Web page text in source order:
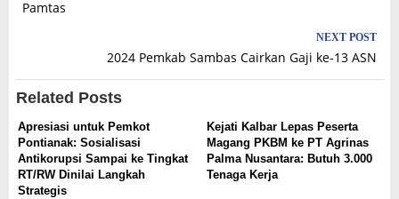
Pamtas
NEXT POST
2024 Pemkab Sambas Cairkan Gaji ke-13 ASN
Related Posts
Apresiasi untuk Pemkot
Pontianak: Sosialisasi
Antikorupsi Sampai ke Tingkat
RT/RW Dinilai Langkah
Strategis
Kejati Kalbar Lepas Peserta
Magang PKBM ke PT Agrinas
Palma Nusantara: Butuh 3.000
Tenaga Kerja